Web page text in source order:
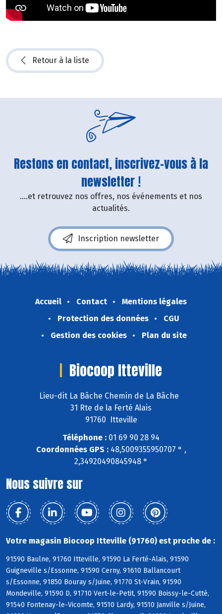
Retour à la liste
Restons en contact, inscrivez-vous à la
newsletter !
....et retrouvez nos offres, nos événements et nos
actualités.
Inscription newsletter
Accueil Contact
Mentions légales
Protection des données
CGU
Gestion des cookies
Plan du site
Biocoop Itteville
Lieu-dit La Bâche Chemin de La Bâche
31 Rte de la Ferté Alais
91760 Itteville
Téléphone : 01 69 90 28 94
Coordonnées GPS :48,5009355950707 ° ,
2,34920490845948 °
Nous suivre sur
Votre magasin Biocoop Itteville (91760) est proche de :
91590 Baulne, 91760 Itteville, 91590 La Ferté-Alais, 91590
Guigneville s/Essonne, 91590 Cerny, 91610 Ballancourt
s/Essonne, 91850 Bouray s/Juine, 91770 St-Vrain, 91590
Mondeville, 91590 D, 91710 Vert-le-Petit, 91590 Boissy-le-Cutté,
91540 Fontenay-le-Vicomte, 91510 Lardy, 91510 Janville s/Juine,